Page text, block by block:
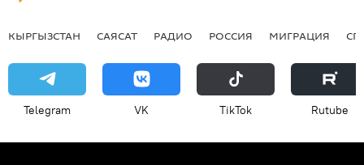
КЫРГЫЗСТАН САЯСАТ РАДИО РОССИЯ МИГРАЦИЯ
Telegram VK ТikТоk Rutube